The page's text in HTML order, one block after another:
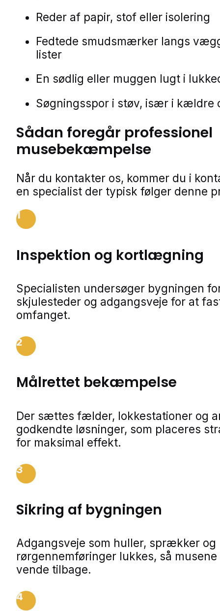
Reder af papir, stof eller isolering
Fedtede smudsmærker langs
lister
En sødlig eller muggen lugt i
Søgningsspor i støv, især i kældre
Sådan foregår professionel
musebekæmpelse
Når du kontakter os, kommer du i
en specialist der typisk følger denne
1
Inspektion og kortlægning
Specialisten undersøger bygningen
skjulesteder og adgangsveje for at
omfanget.
2
Målrettet bekæmpelse
Der sættes fælder, lokkestationer og
godkendte løsninger, som placeres
for maksimal effekt.
3
Sikring af bygningen
Adgangsveje som huller, sprækker og
rørgennemføringer lukkes, så
vende tilbage.
4